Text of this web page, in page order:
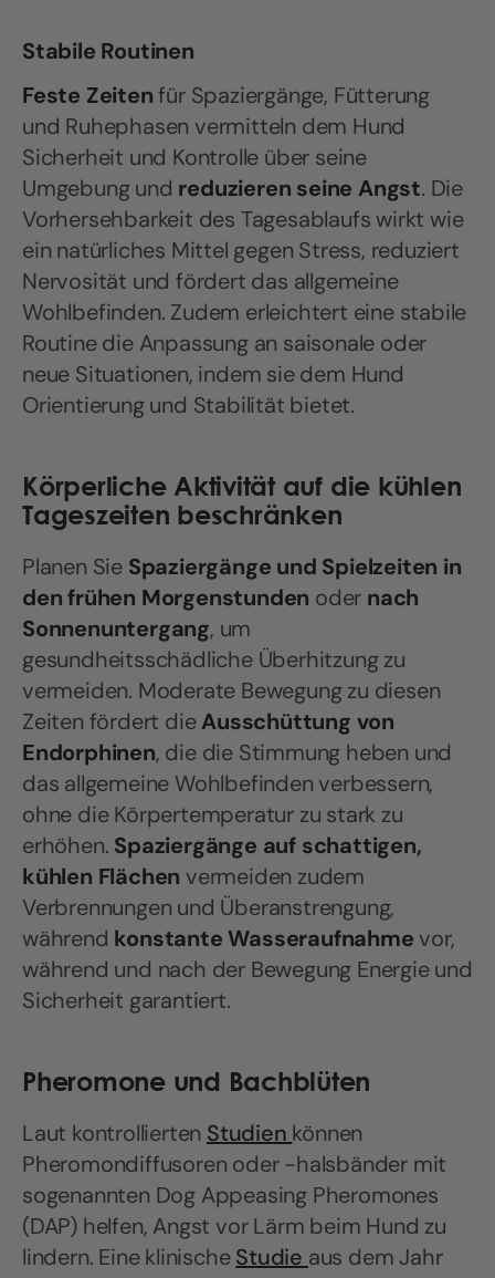
Stabile Routinen
Feste Zeitenfür Spaziergänge, Fütterung
und Ruhephasen vermitteln dem Hund
Sicherheit und Kontrolle über seine
Umgebung und reduzieren seine Angst. Die
Vorhersehbarkeit des Tagesablaufs wirkt wie
ein natürliches Mittel gegen Stress, reduziert
Nervosität und fördert das allgemeine
Wohlbefinden. Zudem erleichtert eine stabile
Routine die Anpassung an saisonale oder
neue Situationen, indem sie dem Hund
Orientierung und Stabilität bietet.
Körperliche Aktivität auf die kühlen
Tageszeiten beschränken
Planen Sie Spaziergänge und Spielzeiten in
den frühen Morgenstunden oder nach
Sonnenuntergang, um
gesundheitsschädliche Überhitzung zu
vermeiden. Moderate Bewegung zu diesen
Zeiten fördert dieAusschüttung von
Endorphinen, die die Stimmung heben und
das allgemeine Wohlbefinden verbessern,
ohne die Körpertemperatur zu stark zu
erhöhen. Spaziergänge auf schattigen,
kühlen Flächen vermeiden zudem
Verbrennungen und Überanstrengung,
während konstante Wasseraufnahme vor,
während und nach der Bewegung Energie und
Sicherheit garantiert.
Pheromone und Bachblüten
Laut kontrollierten Studien können
Pheromondiffusoren oder -halsbänder mit
sogenannten Dog Appeasing Pheromones
(DAP) helfen, Angst vor Lärm beim Hund zu
lindern. Eine klinischeStudie aus dem Jahr